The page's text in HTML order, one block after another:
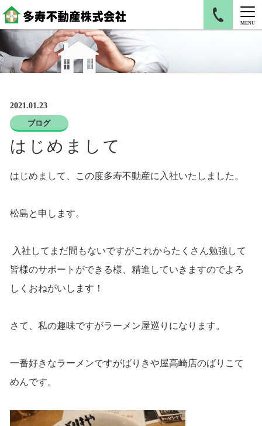
MENU
2021.01.23
ブログ
はじめまして
はじめまして、この度多寿不動産に入社いたしました。
松島と申します。
入社してまだ間もないですがこれからたくさん勉強して
皆様のサポートができる様、精進していきますのでよろ
しくおねがいします！
さて、私の趣味ですがラーメン屋巡りになります。
一番好きなラーメンですがばりきや屋高崎店のばりこて
めんです。